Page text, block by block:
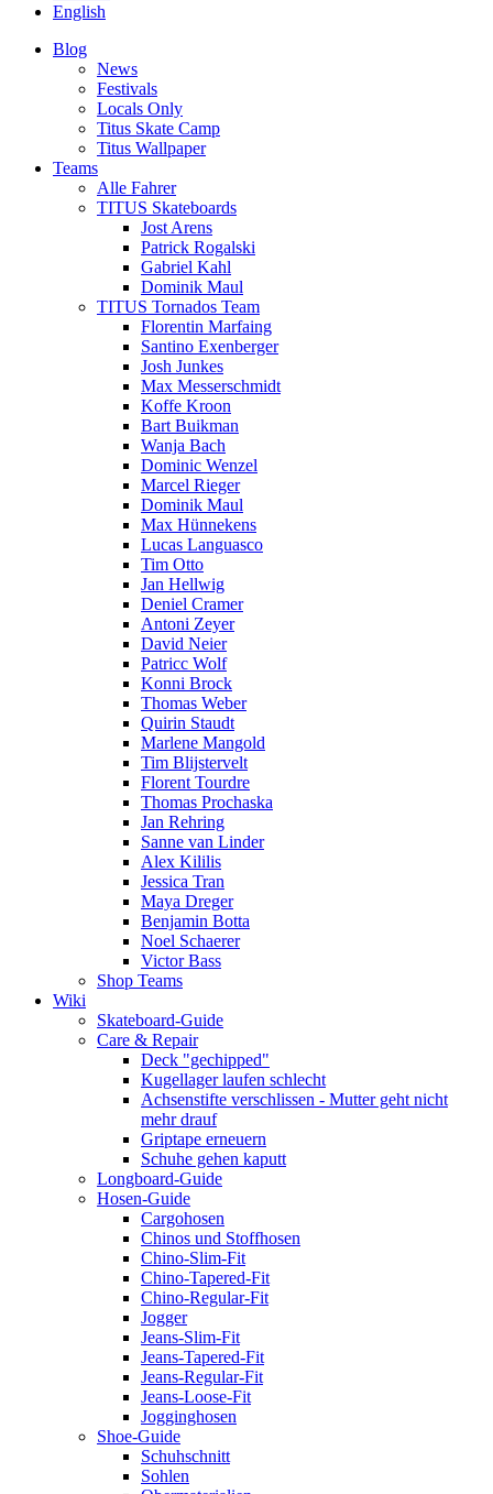
English
Blog
News
Festivals
Locals Only
Titus Skate Camp
Titus Wallpaper
Teams
Alle Fahrer
TITUS Skateboards
Jost Arens
Patrick Rogalski
Gabriel Kahl
Dominik Maul
TITUS Tornados Team
Florentin Marfaing
Santino Exenberger
Josh Junkes
Max Messerschmidt
Koffe Kroon
Bart Buikman
Wanja Bach
Dominic Wenzel
Marcel Rieger
Dominik Maul
Max Hünnekens
Lucas Languasco
Tim Otto
Jan Hellwig
Deniel Cramer
Antoni Zeyer
David Neier
Patricc Wolf
Konni Brock
Thomas Weber
Quirin Staudt
Marlene Mangold
Tim Blijstervelt
Florent Tourdre
Thomas Prochaska
Jan Rehring
Sanne van Linder
Alex Kililis
Jessica Tran
Maya Dreger
Benjamin Botta
Noel Schaerer
Victor Bass
Shop Teams
Wiki
Skateboard-Guide
Care & Repair
Deck "gechipped"
Kugellager laufen schlecht
Achsenstifte verschlissen - Mutter geht nicht
mehr drauf
Griptape erneuern
Schuhe gehen kaputt
Longboard-Guide
Hosen-Guide
Cargohosen
Chinos und Stoffhosen
Chino-Slim-Fit
Chino-Tapered-Fit
Chino-Regular-Fit
Jogger
Jeans-Slim-Fit
Jeans-Tapered-Fit
Jeans-Regular-Fit
Jeans-Loose-Fit
Jogginghosen
Shoe-Guide
Schuhschnitt
Sohlen